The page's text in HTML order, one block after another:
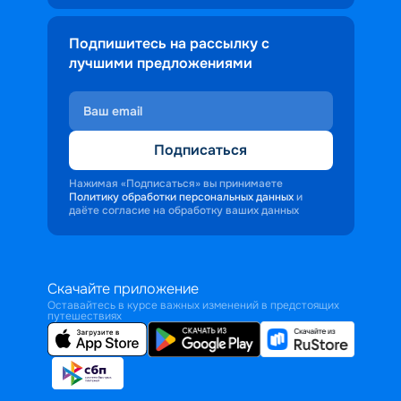
Подпишитесь на рассылку с
лучшими предложениями
Подписаться
Нажимая «Подписаться» вы принимаете
Политику обработки персональных данных и
даёте согласие на обработку ваших данных
Скачайте приложение
Оставайтесь в курсе важных изменений в предстоящих
путешествиях